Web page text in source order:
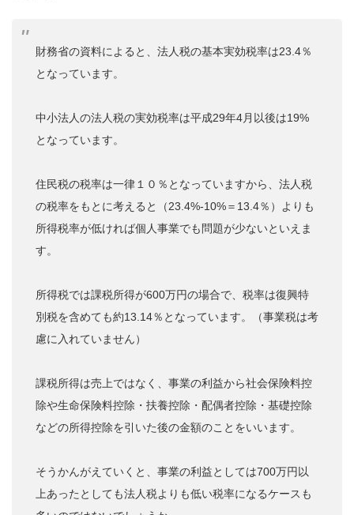
財務省の資料によると、法人税の基本実効税率は23.4％
となっています。
中小法人の法人税の実効税率は平成29年4月以後は19%
となっています。
住民税の税率は一律１０％となっていますから、法人税
の税率をもとに考えると（23.4%-10%＝13.4％）よりも
所得税率が低ければ個人事業でも問題が少ないといえま
す。
所得税では課税所得が600万円の場合で、税率は復興特
別税を含めても約13.14％となっています。（事業税は考
慮に入れていません）
課税所得は売上ではなく、事業の利益から社会保険料控
除や生命保険料控除・扶養控除・配偶者控除・基礎控除
などの所得控除を引いた後の金額のことをいいます。
そうかんがえていくと、事業の利益としては700万円以
上あったとしても法人税よりも低い税率になるケースも